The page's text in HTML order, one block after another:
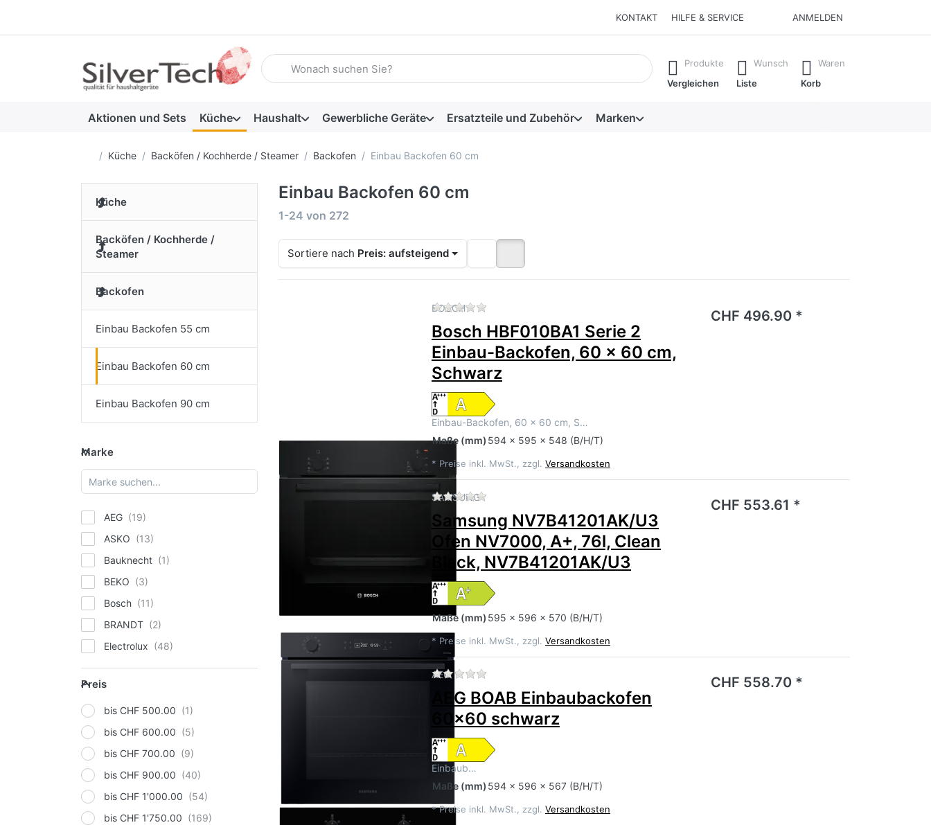
KONTAKT HILFE & SERVICE ANMELDEN
Geben Sie einen Suchbegriff ein. Während Sie tippen, erscheinen automatisch erste Ergebnisse. Drücken Sie die Eingabetaste, um alle
Produkte
Vergleichen
Wunsch
Liste
Waren
Korb
Aktionen und Sets Küche Haushalt Gewerbliche Geräte Ersatzteile und Zubehör Marken
Startseite
Küche Backöfen / Kochherde / Steamer Backofen Einbau Backofen 60 cm
Küche
Backöfen / Kochherde /
Steamer
Backofen
Einbau Backofen 55 cm
Einbau Backofen 60 cm
Einbau Backofen 90 cm
Marke
Marke
AEG
ASKO
Bauknecht
BEKO
Bosch
BRANDT
Electrolux
FORS
GORENJE
Hisense
Miele
Samsung
Sibir
Siemens
V-ZUG
Preis
Preis
bis CHF 500.00
bis CHF 600.00
bis CHF 700.00
bis CHF 900.00
bis CHF 1'000.00
bis CHF 1'750.00
Einbau Backofen 60 cm
Suchergebnisse:
1-24 von 272
Sortiere nach Preis: aufsteigend
BOSCH Zu diesem Produkt liegen noch keine Bewertungen vor.
Bosch HBF010BA1 Serie 2
Einbau-Backofen, 60 x 60 cm,
Schwarz
Einbau-Backofen, 60 x 60 cm, S…
Maße (mm) 594 x 595 x 548 (B/H/T)
* Preise inkl. MwSt., zzgl. Versandkosten
CHF 496.90 *
SAMSUNG Zu diesem Produkt liegen noch keine Bewertungen vor.
Samsung NV7B41201AK/U3
Ofen NV7000, A+, 76l, Clean
Black, NV7B41201AK/U3
Maße (mm) 595 x 596 x 570 (B/H/T)
* Preise inkl. MwSt., zzgl. Versandkosten
CHF 553.61 *
AEG Zu diesem Produkt liegen noch keine Bewertungen vor.
AEG BOAB Einbaubackofen
60x60 schwarz
Einbaub…
Maße (mm) 594 x 596 x 567 (B/H/T)
* Preise inkl. MwSt., zzgl. Versandkosten
CHF 558.70 *